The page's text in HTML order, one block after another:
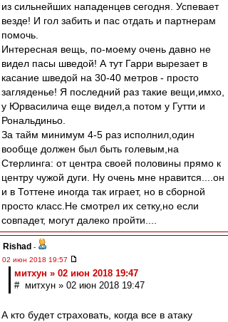
из сильнейших нападенцев сегодня. Успевает
везде! И гол забить и пас отдать и партнерам
помочь.
Интересная вещь, по-моему очень давно не
видел пасы шведой! А тут Гарри вырезает в
касание шведой на 30-40 метров - просто
загляденье! Я последний раз такие вещи,имхо,
у Юрвасилича еще видел,а потом у Гутти и
Рональдиньо.
За тайм минимум 4-5 раз исполнил,один
вообще должен был быть голевым,на
Стерлинга: от центра своей половины прямо к
центру чужой дуги. Ну очень мне нравится....он
и в Тоттене иногда так играет, но в сборной
просто класс.Не смотрел их сетку,но если
совпадет, могут далеко пройти....
Rishad -
02 июн 2018 19:57
митхун » 02 июн 2018 19:47
# митхун » 02 июн 2018 19:47
А кто будет страховать, когда все в атаку